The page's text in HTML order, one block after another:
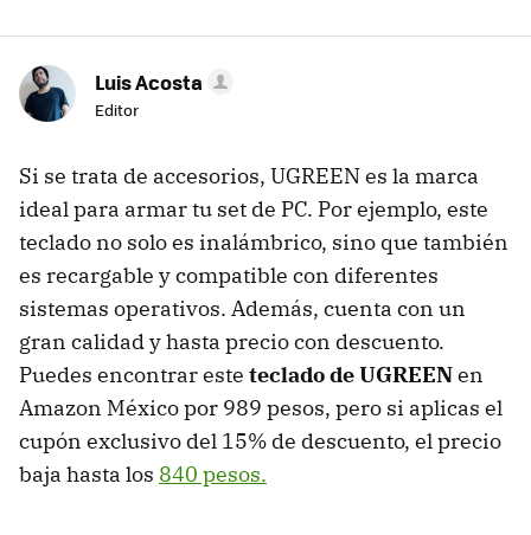
Luis Acosta
Editor
Si se trata de accesorios, UGREEN es la marca
ideal para armar tu set de PC. Por ejemplo, este
teclado no solo es inalámbrico, sino que también
es recargable y compatible con diferentes
sistemas operativos. Además, cuenta con un
gran calidad y hasta precio con descuento.
Puedes encontrar este teclado de UGREENen
Amazon México por 989 pesos, pero si aplicas el
cupón exclusivo del 15% de descuento, el precio
baja hasta los 840 pesos.